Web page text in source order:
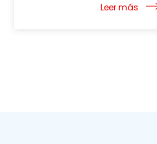
Leer más